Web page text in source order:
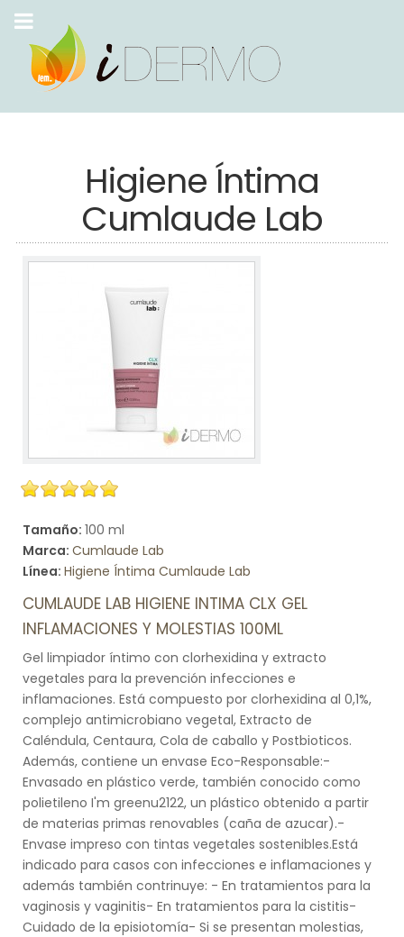
Higiene Íntima
Cumlaude Lab
Tamaño: 100 ml
Marca: Cumlaude Lab
Línea: Higiene Íntima Cumlaude Lab
CUMLAUDE LAB HIGIENE INTIMA CLX GEL
INFLAMACIONES Y MOLESTIAS 100ML
Gel limpiador íntimo con clorhexidina y extracto
vegetales para la prevención infecciones e
inflamaciones. Está compuesto por clorhexidina al 0,1%,
complejo antimicrobiano vegetal, Extracto de
Caléndula, Centaura, Cola de caballo y Postbioticos.
Además, contiene un envase Eco-Responsable:-
Envasado en plástico verde, también conocido como
polietileno I'm greenu2122, un plástico obtenido a partir
de materias primas renovables (caña de azucar).-
Envase impreso con tintas vegetales sostenibles.Está
indicado para casos con infecciones e inflamaciones y
además también contrinuye: - En tratamientos para la
vaginosis y vaginitis- En tratamientos para la cistitis-
Cuidado de la episiotomía- Si se presentan molestias,